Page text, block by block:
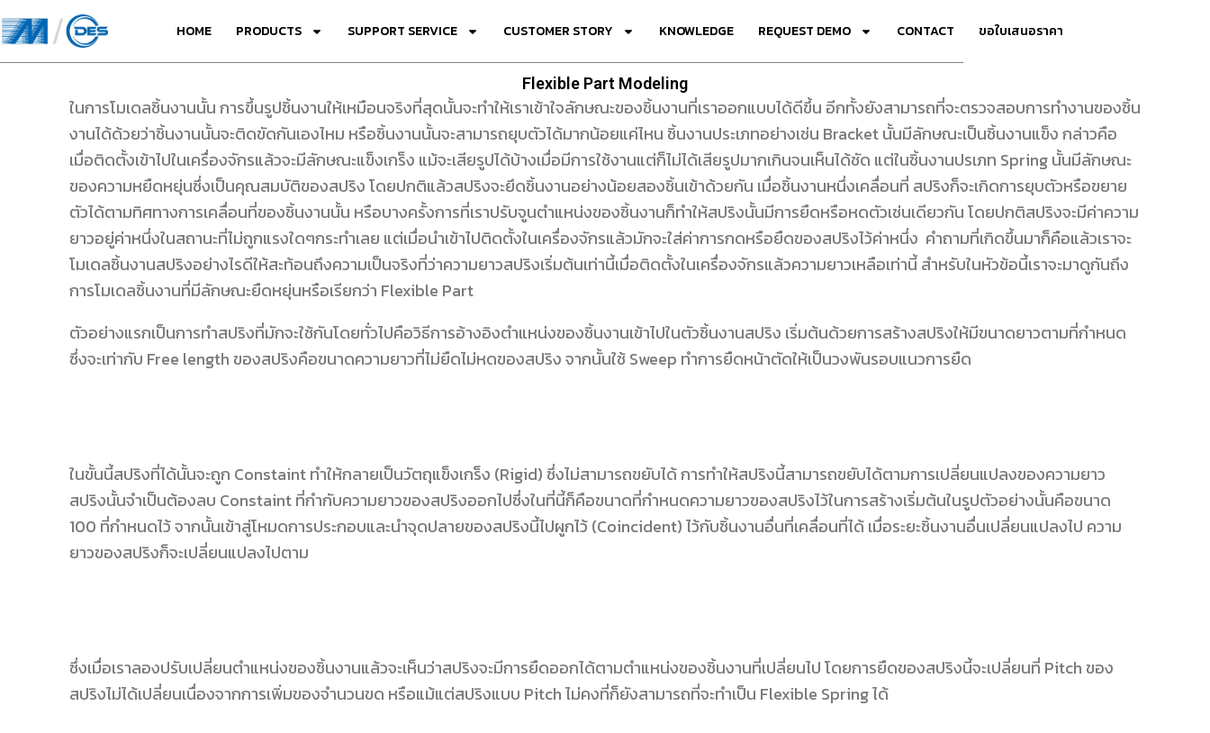
Skip
to
content
HOME PRODUCTS SUPPORT SERVICE CUSTOMER STORY KNOWLEDGE REQUEST DEMO CONTACT ขอใบเสนอราคา
Flexible Part Modeling
ในการโมเดลชิ้นงานนั้น การขึ้นรูปชิ้นงานให้เหมือนจริงที่สุดนั้นจะทำให้เราเข้าใจลักษณะของชิ้นงานที่เราออกแบบได้ดีขึ้น อีกทั้งยังสามารถที่จะตรวจสอบการทำงานของชิ้น
งานได้ด้วยว่าชิ้นงานนั้นจะติดขัดกันเองไหม หรือชิ้นงานนั้นจะสามารถยุบตัวได้มากน้อยแค่ไหน ชิ้นงานประเภทอย่างเช่น Bracket นั้นมีลักษณะเป็นชิ้นงานแข็ง กล่าวคือ
เมื่อติดตั้งเข้าไปในเครื่องจักรแล้วจะมีลักษณะแข็งเกร็ง แม้จะเสียรูปได้บ้างเมื่อมีการใช้งานแต่ก็ไม่ได้เสียรูปมากเกินจนเห็นได้ชัด แต่ในชิ้นงานปรเภท Spring นั้นมีลักษณะ
ของความหยืดหยุ่นซึ่งเป็นคุณสมบัติของสปริง โดยปกติแล้วสปริงจะยึดชิ้นงานอย่างน้อยสองชิ้นเข้าด้วยกัน เมื่อชิ้นงานหนึ่งเคลื่อนที่ สปริงก็จะเกิดการยุบตัวหรือขยาย
ตัวได้ตามทิศทางการเคลื่อนที่ของชิ้นงานนั้น หรือบางครั้งการที่เราปรับจูนตำแหน่งของชิ้นงานก็ทำให้สปริงนั้นมีการยืดหรือหดตัวเช่นเดียวกัน โดยปกติสปริงจะมีค่าความ
ยาวอยู่ค่าหนึ่งในสถานะที่ไม่ถูกแรงใดๆกระทำเลย แต่เมื่อนำเข้าไปติดตั้งในเครื่องจักรแล้วมักจะใส่ค่าการกดหรือยืดของสปริงไว้ค่าหนึ่ง คำถามที่เกิดขึ้นมาก็คือแล้วเราจะ
โมเดลชิ้นงานสปริงอย่างไรดีให้สะท้อนถึงความเป็นจริงที่ว่าความยาวสปริงเริ่มต้นเท่านี้เมื่อติดตั้งในเครื่องจักรแล้วความยาวเหลือเท่านี้ สำหรับในหัวข้อนี้เราจะมาดูกันถึง
การโมเดลชิ้นงานที่มีลักษณะยืดหยุ่นหรือเรียกว่า Flexible Part
ตัวอย่างแรกเป็นการทำสปริงที่มักจะใช้กันโดยทั่วไปคือวิธีการอ้างอิงตำแหน่งของชิ้นงานเข้าไปในตัวชิ้นงานสปริง เริ่มต้นด้วยการสร้างสปริงให้มีขนาดยาวตามที่กำหนด
ซึ่งจะเท่ากับ Free length ของสปริงคือขนาดความยาวที่ไม่ยืดไม่หดของสปริง จากนั้นใช้ Sweep ทำการยืดหน้าตัดให้เป็นวงพันรอบแนวการยืด
ในขั้นนี้สปริงที่ได้นั้นจะถูก Constaint ทำให้กลายเป็นวัตถุแข็งเกร็ง (Rigid) ซึ่งไม่สามารถขยับได้ การทำให้สปริงนี้สามารถขยับได้ตามการเปลี่ยนแปลงของความยาว
สปริงนั้นจำเป็นต้องลบ Constaint ที่กำกับความยาวของสปริงออกไปซึ่งในที่นี้ก็คือขนาดที่กำหนดความยาวของสปริงไว้ในการสร้างเริ่มต้นในรูปตัวอย่างนั้นคือขนาด
100 ที่กำหนดไว้ จากนั้นเข้าสู่โหมดการประกอบและนำจุดปลายของสปริงนี้ไปผูกไว้ (Coincident) ไว้กับชิ้นงานอื่นที่เคลื่อนที่ได้ เมื่อระยะชิ้นงานอื่นเปลี่ยนแปลงไป ความ
ยาวของสปริงก็จะเปลี่ยนแปลงไปตาม
ซึ่งเมื่อเราลองปรับเปลี่ยนตำแหน่งของชิ้นงานแล้วจะเห็นว่าสปริงจะมีการยืดออกได้ตามตำแหน่งของชิ้นงานที่เปลี่ยนไป โดยการยืดของสปริงนี้จะเปลี่ยนที่ Pitch ของ
สปริงไม่ได้เปลี่ยนเนื่องจากการเพิ่มของจำนวนขด หรือแม้แต่สปริงแบบ Pitch ไม่คงที่ก็ยังสามารถที่จะทำเป็น Flexible Spring ได้